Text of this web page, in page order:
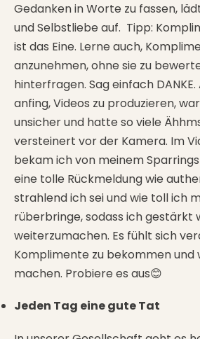
Gedanken in Worte zu fassen,
und Selbstliebe auf. Tipp:
ist das Eine. Lerne auch,
anzunehmen, ohne sie zu
hinterfragen. Sag einfach
anfing, Videos zu produzieren,
unsicher und hatte so viele
versteinert vor der Kamera. Im
bekam ich von meinem
eine tolle Rückmeldung wie
strahlend ich sei und wie toll ich
rüberbringe, sodass ich gestärkt
weiterzumachen. Es fühlt sich
Komplimente zu bekommen und
machen. Probiere es aus😊
Jeden Tag eine gute Tat